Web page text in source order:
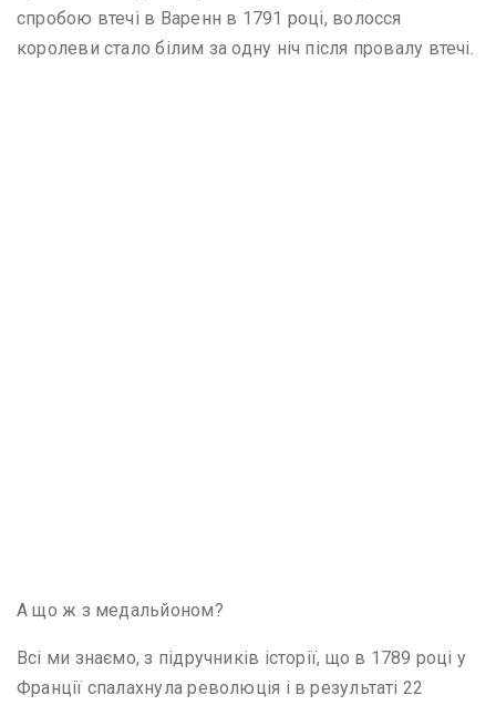
спробою втечі в Варенн в 1791 році, волосся
королеви стало білим за одну ніч після провалу втечі.
А що ж з медальйоном?
Всі ми знаємо, з підручників історії, що в 1789 році у
Франції спалахнула революція і в результаті 22